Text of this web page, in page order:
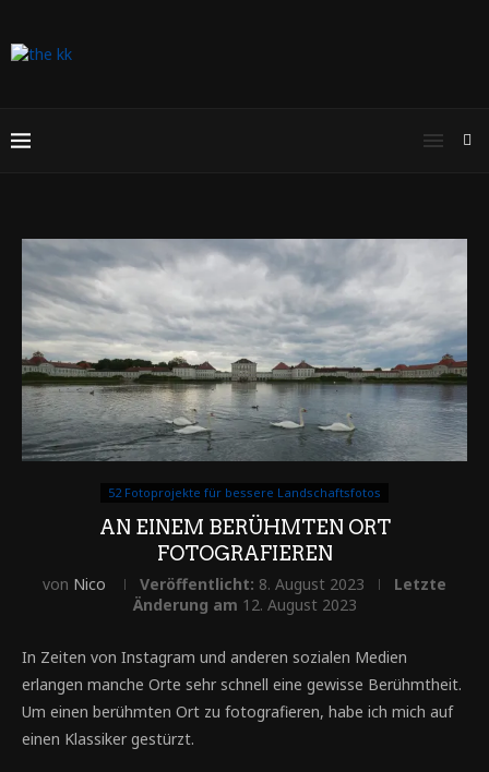
52 Fotoprojekte für bessere Landschaftsfotos
AN EINEM BERÜHMTEN ORT
FOTOGRAFIEREN
von Nico Veröffentlicht: 8. August 2023
Letzte
Änderung am 12. August 2023
In Zeiten von Instagram und anderen sozialen Medien
erlangen manche Orte sehr schnell eine gewisse Berühmtheit.
Um einen berühmten Ort zu fotografieren, habe ich mich auf
einen Klassiker gestürzt.